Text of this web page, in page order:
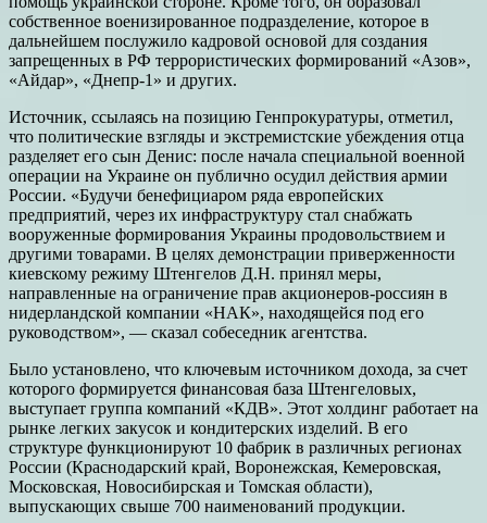
собственное военизированное подразделение, которое в
дальнейшем послужило кадровой основой для создания
запрещенных в РФ террористических формирований «Азов»,
«Айдар», «Днепр-1» и других.
Источник, ссылаясь на позицию Генпрокуратуры, отметил,
что политические взгляды и экстремистские убеждения отца
разделяет его сын Денис: после начала специальной военной
операции на Украине он публично осудил действия армии
России. «Будучи бенефициаром ряда европейских
предприятий, через их инфраструктуру стал снабжать
вооруженные формирования Украины продовольствием и
другими товарами. В целях демонстрации приверженности
киевскому режиму Штенгелов Д.Н. принял меры,
направленные на ограничение прав акционеров-россиян в
нидерландской компании «НАК», находящейся под его
руководством», — сказал собеседник агентства.
Было установлено, что ключевым источником дохода, за счет
которого формируется финансовая база Штенгеловых,
выступает группа компаний «КДВ». Этот холдинг работает на
рынке легких закусок и кондитерских изделий. В его
структуре функционируют 10 фабрик в различных регионах
России (Краснодарский край, Воронежская, Кемеровская,
Московская, Новосибирская и Томская области),
выпускающих свыше 700 наименований продукции.